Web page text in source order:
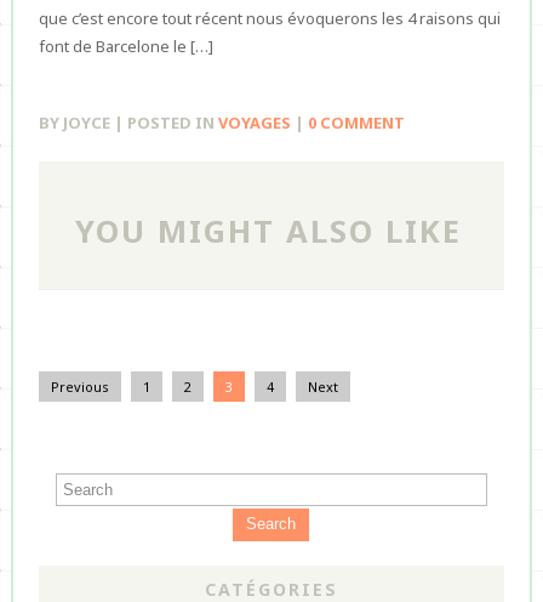
que c’est encore tout récent nous évoquerons les 4 raisons qui
font de Barcelone le […]
BY JOYCE | POSTED INVOYAGES | 0 COMMENT
YOU MIGHT ALSO LIKE
Previous 1 2 3 4 Next
Search
CATÉGORIES